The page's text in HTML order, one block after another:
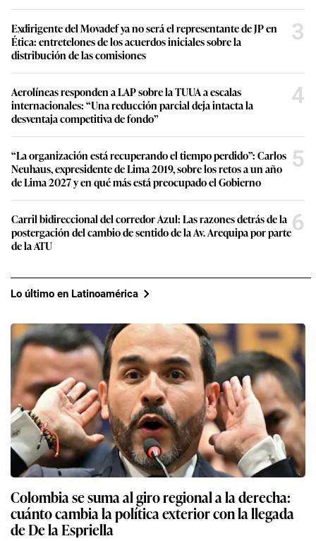
Exdirigente del Movadef ya no será el representante de JP en
Ética: entretelones de los acuerdos iniciales sobre la
distribución de las comisiones
3
Aerolíneas responden a LAP sobre la TUUA a escalas
internacionales: “Una reducción parcial deja intacta la
desventaja competitiva de fondo”
4
“La organización está recuperando el tiempo perdido”: Carlos
Neuhaus, expresidente de Lima 2019, sobre los retos a un año
de Lima 2027 y en qué más está preocupado el Gobierno
5
Carril bidireccional del corredor Azul: Las razones detrás de la
postergación del cambio de sentido de la Av. Arequipa por parte
de la ATU
6
Lo último en Latinoamérica
Colombia se suma al giro regional a la derecha:
cuánto cambia la política exterior con la llegada
de De la Espriella